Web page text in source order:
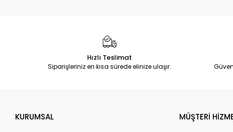
Hızlı Teslimat
Siparişleriniz en kısa sürede elinize ulaşır.
KURUMSAL MÜŞTERİ